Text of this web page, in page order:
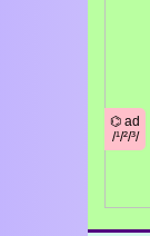
⌬ ad
/¹/²/³/